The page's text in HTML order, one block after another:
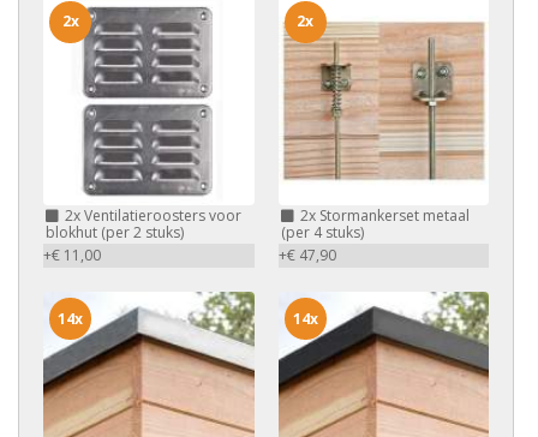
2xVentilatieroosters voor
blokhut (per 2 stuks)
+€ 11,00
2x
2xStormankerset metaal
(per 4 stuks)
+€ 47,90
2x
14x 14x